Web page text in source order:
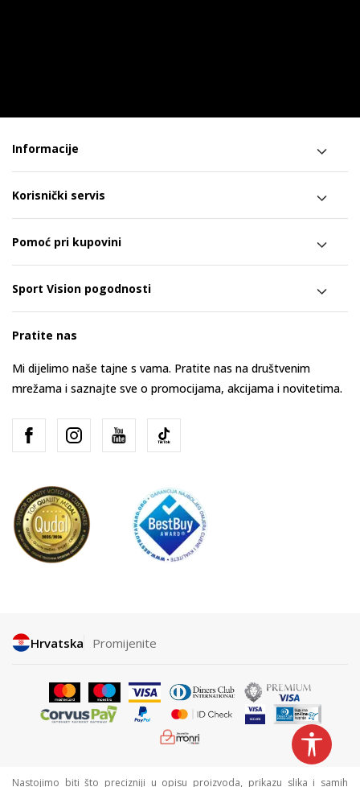
Informacije
Korisnički servis
Pomoć pri kupovini
Sport Vision pogodnosti
Pratite nas
Mi dijelimo naše tajne s vama. Pratite nas na društvenim
mrežama i saznajte sve o promocijama, akcijama i novitetima.
Hrvatska Promijenite
Nastojimo biti što precizniji u opisu proizvoda, prikazu slika i samih